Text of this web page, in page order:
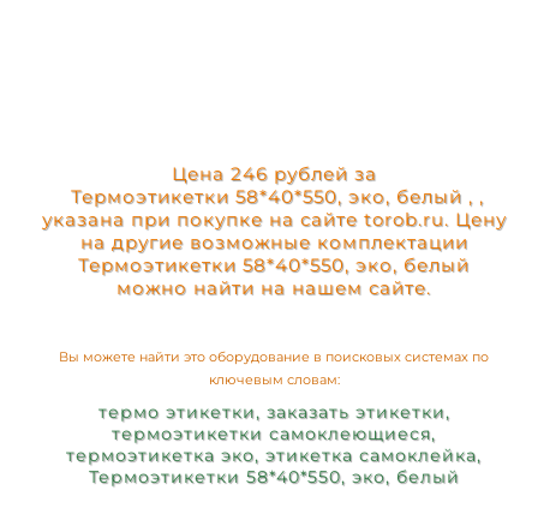
Цена 246 рублей за
Термоэтикетки 58*40*550, эко, белый , ,
указана при покупке на сайте torob.ru. Цену
на другие возможные комплектации
Термоэтикетки 58*40*550, эко, белый
можно найти на нашем сайте.
Вы можете найти это оборудование в поисковых системах по
ключевым словам:
термо этикетки, заказать этикетки,
термоэтикетки самоклеющиеся,
термоэтикетка эко, этикетка самоклейка,
Термоэтикетки 58*40*550, эко, белый